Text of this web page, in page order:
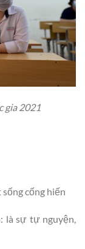
gia 2021
cống hiến
là sự tự nguyện,